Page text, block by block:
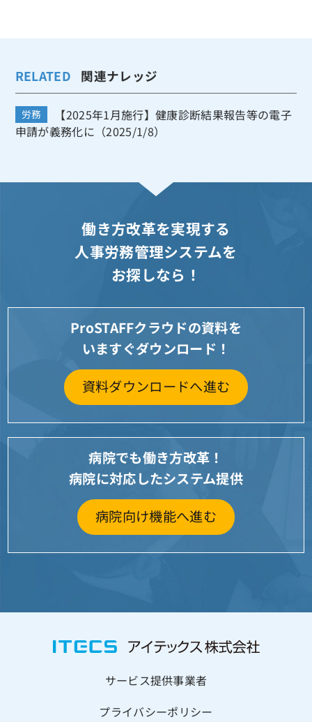
RELATED 関連ナレッジ
労務
【2025年1月施行】健康診断結果報告等の電子
申請が義務化に（2025/1/8）
働き方改革を実現する
人事労務管理システムを
お探しなら！
ProSTAFFクラウドの資料を
いますぐダウンロード！
資料ダウンロードへ進む
病院でも働き方改革！
病院に対応したシステム提供
病院向け機能へ進む
サービス提供事業者
プライバシーポリシー